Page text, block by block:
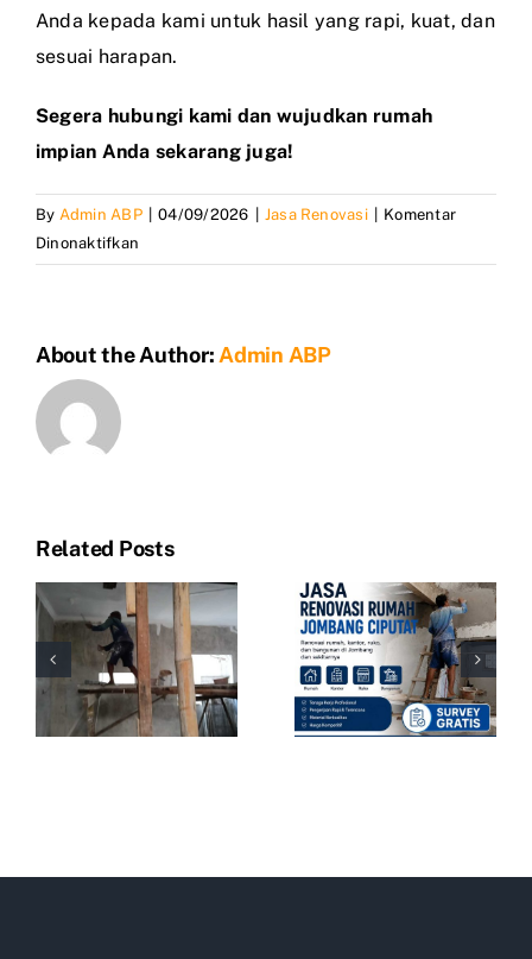
Anda kepada kami untuk hasil yang rapi, kuat, dan
sesuai harapan.
Segera hubungi kami dan wujudkan rumah
impian Anda sekarang juga!
By Admin ABP 04/09/2026 Jasa Renovasi
Komentar
Dinonaktifkan
Jasa
Jombang
About the Author: Admin ABP
Related Posts